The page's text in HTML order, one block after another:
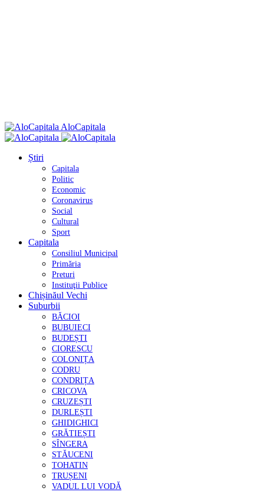
AloCapitala
Știri
Capitala
Politic
Economic
Coronavirus
Social
Cultural
Sport
Capitala
Consiliul Municipal
Primăria
Preturi
Instituţii Publice
Chișinăul Vechi
Suburbii
BĂCIOI
BUBUIECI
BUDEȘTI
CIORESCU
COLONIȚA
CODRU
CONDRIȚA
CRICOVA
CRUZEȘTI
DURLEȘTI
GHIDIGHICI
GRĂTIEȘTI
SÎNGERA
STĂUCENI
TOHATIN
TRUȘENI
VADUL LUI VODĂ